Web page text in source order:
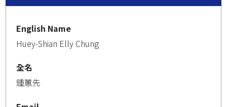
English Name
Huey-Shian Elly Chung
全名
鍾蕙先